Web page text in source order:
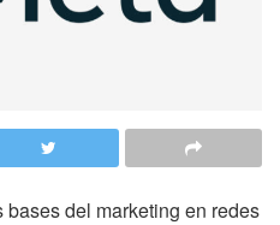
del marketing en redes